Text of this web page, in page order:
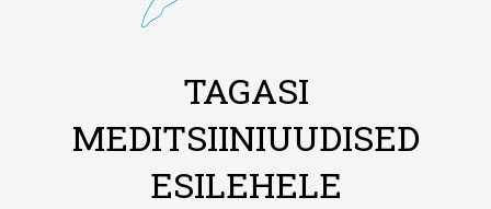
TAGASI
MEDITSIINIUUDISED
ESILEHELE